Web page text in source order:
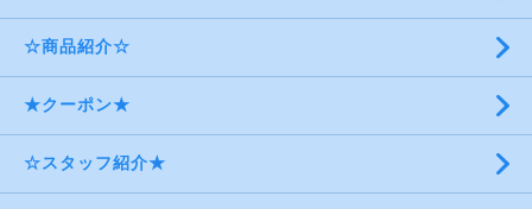
☆商品紹介☆
★クーポン★
☆スタッフ紹介★